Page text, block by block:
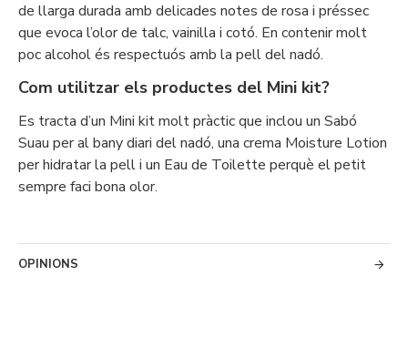
de llarga durada amb delicades notes de rosa i préssec
que evoca l’olor de talc, vainilla i cotó. En contenir molt
poc alcohol és respectuós amb la pell del nadó.
Com utilitzar els productes del Mini kit?
Es tracta d’un Mini kit molt pràctic que inclou un Sabó
Suau per al bany diari del nadó, una crema Moisture Lotion
per hidratar la pell i un Eau de Toilette perquè el petit
sempre faci bona olor.
OPINIONS